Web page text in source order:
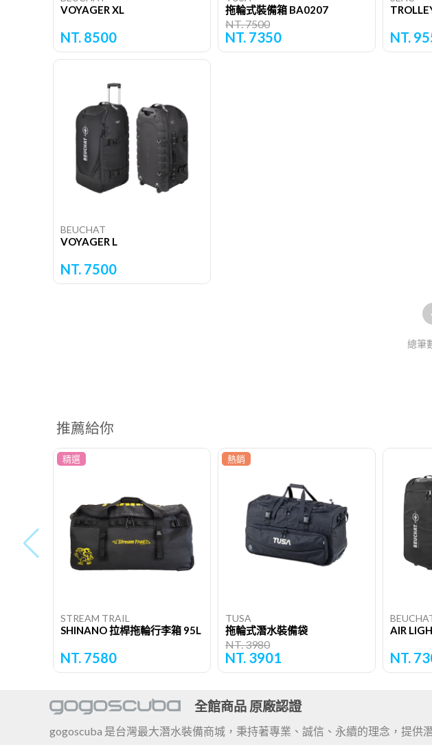
VOYAGER XL
NT. 8500
拖輪式裝備箱 BA0207
NT. 7500
NT. 7350 NT.
BEUCHAT
VOYAGER L
NT. 7500
總筆
推薦給你
精選
STREAM TRAIL
SHINANO 拉桿拖輪行李箱 95L
NT. 7580
熱銷
TUSA
拖輪式潛水裝備袋
NT. 3980
NT. 3901
AIR
NT.
全館商品 原廠認證
gogoscuba 是台灣最大潛水裝備商城，秉持著專業、誠信、永續的理念，提供